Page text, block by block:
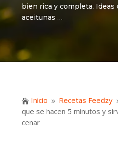
bien rica y completa. Ideas
aceitunas …
 Inicio 9 Recetas Feedzy
que se hacen 5 minutos y
cenar